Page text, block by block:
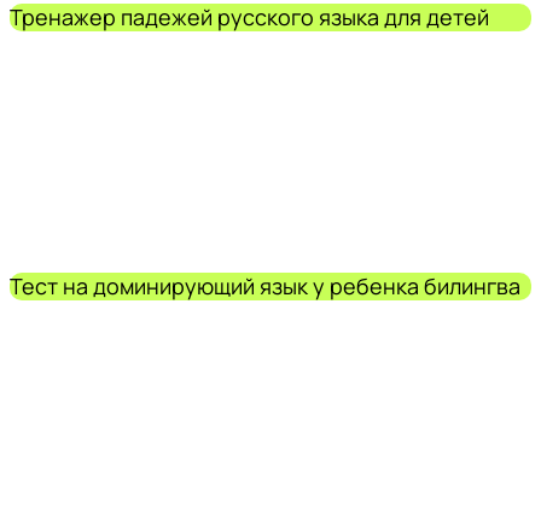
Тренажер падежей русского языка для детей
Тест на доминирующий язык у ребенка билингва